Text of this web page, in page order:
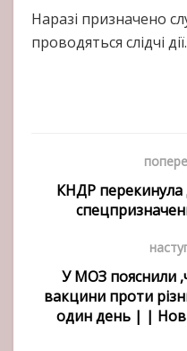
Наразі призначено
проводяться слідчі дії.
КНДР перекинула
У МОЗ пояснили
вакцини проти
один день | |